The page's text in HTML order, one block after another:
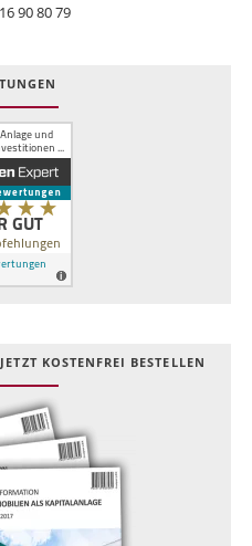
90 80 79
KOSTEN­FREI BESTELLEN